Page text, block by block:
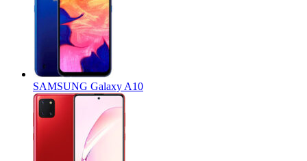
SAMSUNG Galaxy A10